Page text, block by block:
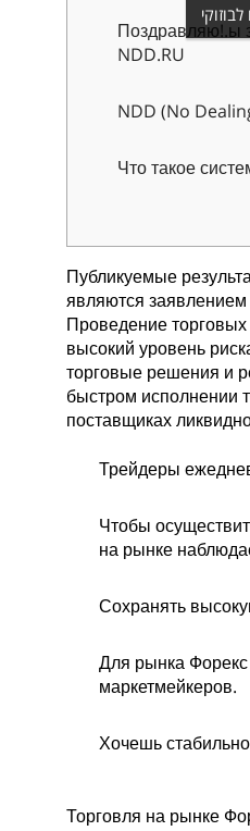
Поздравляю!.ы
NDD.RU
NDD (No
Что такое
Публикуемые
являются
Проведение
высокий уровень
торговые решения и
быстром исполнении
поставщиках
Трейдеры
Чтобы
на рынке
Сохранять
Для рынка
маркетмейкеров.
Хочешь
Торговля на рынке